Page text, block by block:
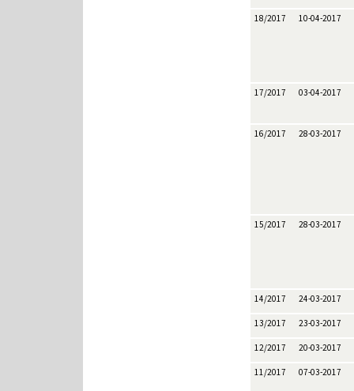
18/2017 10-04-2017
17/2017 03-04-2017
16/2017 28-03-2017
15/2017 28-03-2017
14/2017 24-03-2017
13/2017 23-03-2017
12/2017 20-03-2017
11/2017 07-03-2017